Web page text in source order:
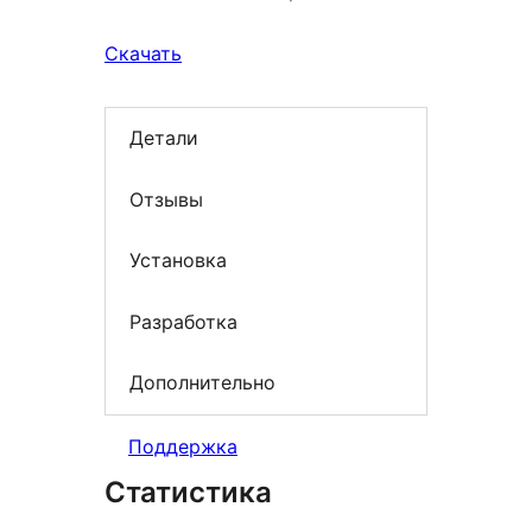
Скачать
Детали
Отзывы
Установка
Разработка
Дополнительно
Поддержка
Статистика